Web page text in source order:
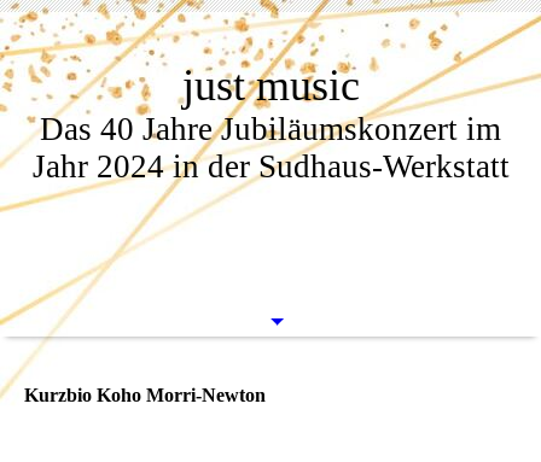
just music
Das 40 Jahre Jubiläumskonzert im
Jahr 2024 in der Sudhaus-Werkstatt
Kurzbio Koho Morri-Newton